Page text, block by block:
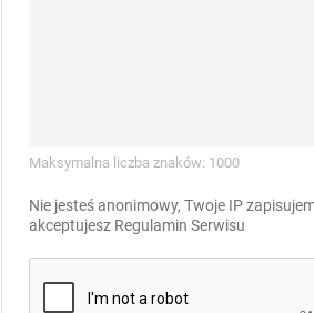
Maksymalna liczba znaków: 1000
Nie jesteś anonimowy, Twoje IP
akceptujesz Regulamin Serwisu